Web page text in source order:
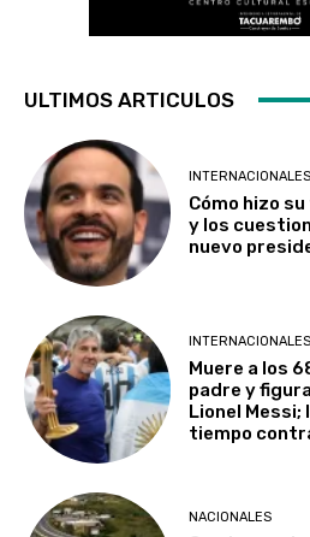
ULTIMOS ARTICULOS
INTERNACIONALES
Cómo hizo
y los
nuevo
INTERNACIONALES
Muere a los
padre y
Lionel Messi;
tiempo
NACIONALES